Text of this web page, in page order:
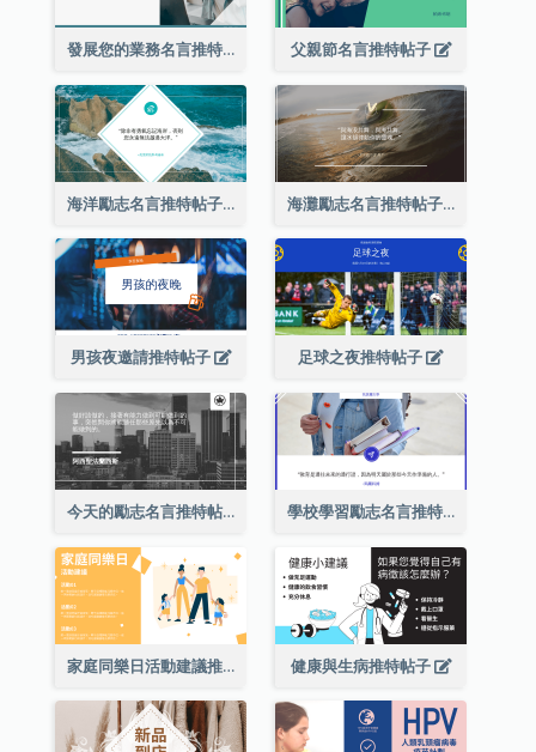
發展您的業務名言推特帖子 父親節名言推特帖子
海洋勵志名言推特帖子 海灘勵志名言推特帖子
男孩夜邀請推特帖子 足球之夜推特帖子
今天的勵志名言推特帖子2 學校學習勵志名言推特帖子
家庭同樂日活動建議推特帖子 健康與生病推特帖子